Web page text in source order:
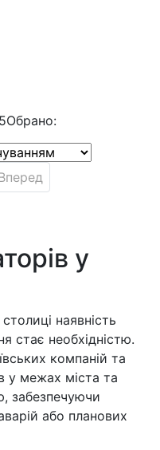
Обрано:
у
наявність
стає необхідністю.
компаній та
у межах міста та
забезпечуючи
або планових